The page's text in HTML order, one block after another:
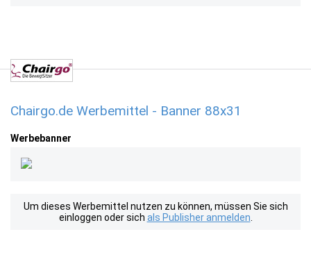
Chairgo.de Werbemittel - Banner 88x31
Werbebanner
Um dieses Werbemittel nutzen zu können, müssen Sie sich
einloggen oder sich als Publisher anmelden